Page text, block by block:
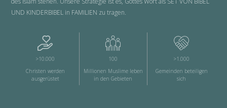
UND KINDERBIBEL in FAMILIEN zu tragen.
>10.000
Christen werden
ausgerüstet
100
Millionen Muslime leben
in den Gebieten
>1.000
Gemeinden beteiligen
sich